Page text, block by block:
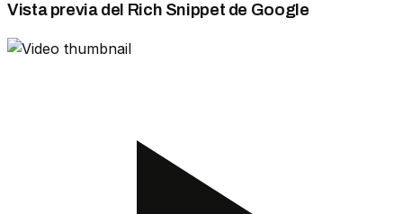
Vista previa del Rich Snippet de Google